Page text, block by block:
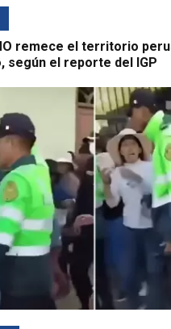
remece el territorio
según el reporte del IGP